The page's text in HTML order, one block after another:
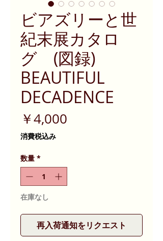
ビアズリーと世
紀末展カタロ
グ (図録)
BEAUTIFUL
DECADENCE
￥4,000
消費税込み
数量 *
在庫なし
再入荷通知をリクエスト